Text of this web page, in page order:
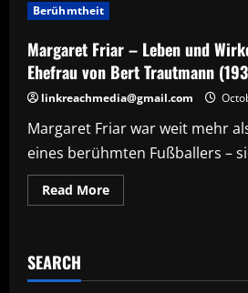
Berühmtheit
Margaret Friar – Leben und
Ehefrau von Bert Trautmann
linkreachmedia@gmail.com
Margaret Friar war weit mehr
eines berühmten Fußballers –
Read MoreRead
more
und
SEARCH